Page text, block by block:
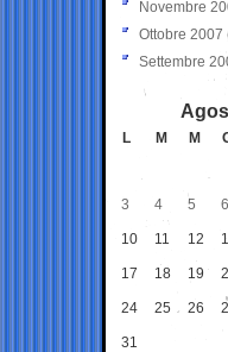
Novembre
Ottobre 2007
Settembre
L M M
3 4 5 6
10 11 12
17 18 19
24 25 26
31